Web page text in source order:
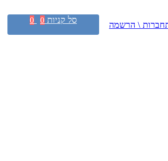
\ הרשמה סל קניות 0
0